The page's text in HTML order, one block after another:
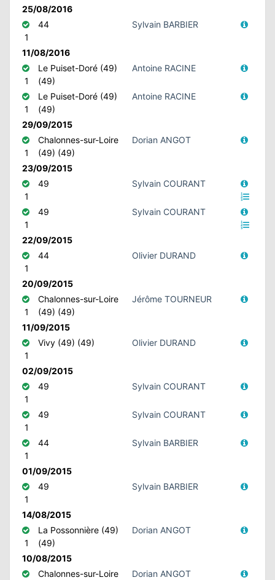
25/08/2016
1
44 Sylvain BARBIER
11/08/2016
1
Le Puiset-Doré (49)
(49)
Antoine RACINE
1
Le Puiset-Doré (49)
(49)
Antoine RACINE
29/09/2015
1
Chalonnes-sur-Loire
(49) (49)
Dorian ANGOT
23/09/2015
1
49 Sylvain COURANT
1
49 Sylvain COURANT
22/09/2015
1
44 Olivier DURAND
20/09/2015
1
Chalonnes-sur-Loire
(49) (49)
Jérôme TOURNEUR
11/09/2015
1
Vivy (49) (49) Olivier DURAND
02/09/2015
1
49 Sylvain COURANT
1
49 Sylvain COURANT
1
44 Sylvain BARBIER
01/09/2015
1
49 Sylvain BARBIER
14/08/2015
1
La Possonnière (49)
(49)
Dorian ANGOT
10/08/2015
Chalonnes-sur-Loire
Dorian ANGOT